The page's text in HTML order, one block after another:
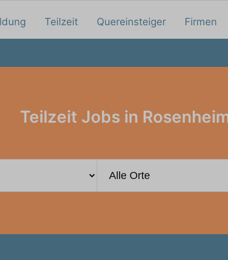
Teilzeit Quereinsteiger Firmen
Teilzeit Jobs in